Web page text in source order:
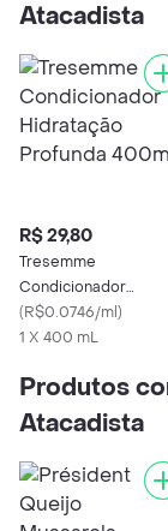
Atacadista
R$ 29,80
Tresemme
Condicionador
Hidratação Profunda
400ml
(R$0.0746/ml)
1 X 400 mL
Produtos
Atacadista